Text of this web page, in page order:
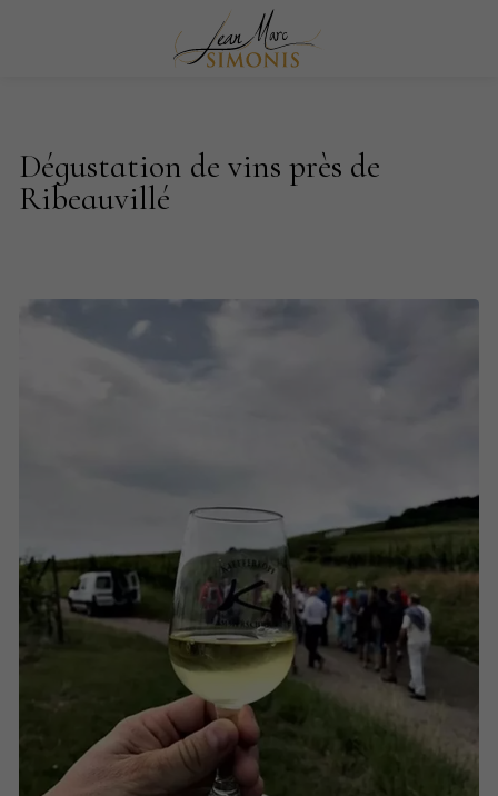
Dégustation de vins près de
Ribeauvillé